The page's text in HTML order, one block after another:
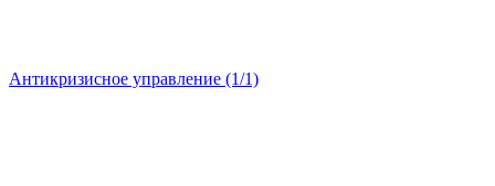
Антикризисное управление (1/1)